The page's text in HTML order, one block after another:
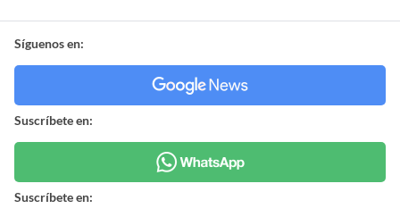
Síguenos en:
Suscríbete en:
Suscríbete en: